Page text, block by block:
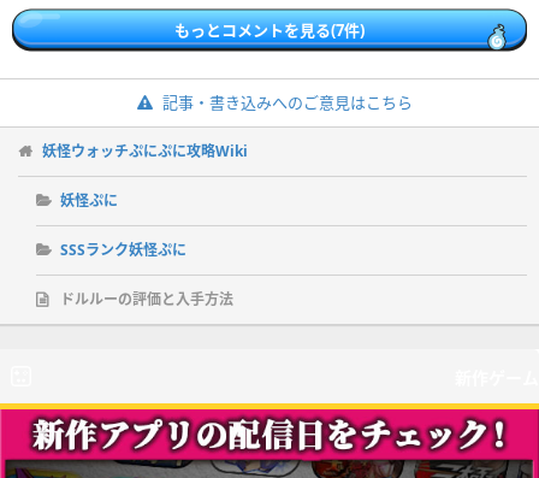
もっとコメントを見る(7件)
記事・書き込みへのご意見はこちら
妖怪ウォッチぷにぷに攻略Wiki
妖怪ぷに
SSSランク妖怪ぷに
ドルルーの評価と入手方法